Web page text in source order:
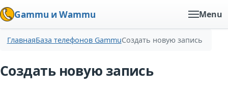
Gammu и Wammu Menu
ГлавнаяБаза телефонов GammuСоздать новую запись
Создать новую запись